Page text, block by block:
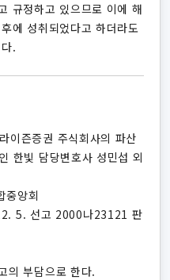
규정하고 있으므로 이에 해
에 성취되었다고 하더라도
.
이즌증권 주식회사의 파산
한빛 담당변호사 성민섭 외
중앙회
5. 선고 2000나23121 판
의 부담으로 한다.